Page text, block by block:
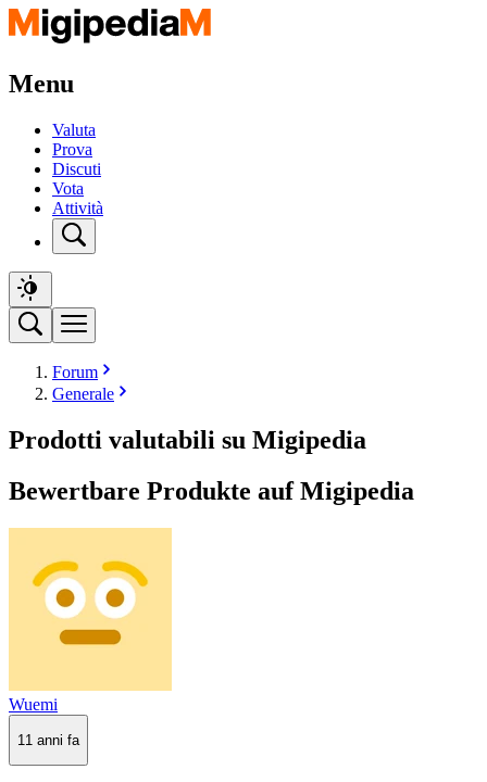
Menu
Valuta
Prova
Discuti
Vota
Attività
Forum
Generale
Prodotti valutabili su Migipedia
Bewertbare Produkte auf Migipedia
Wuemi
11 anni fa